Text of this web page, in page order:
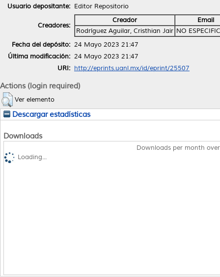
Usuario depositante: Editor Repositorio
Creadores:
Creador
Email
Rodríguez Aguilar, Cristhian Jair NO
Fecha del depósito: 24 Mayo 2023 21:47
Última modificación: 24 Mayo 2023 21:47
URI: http://eprints.uanl.mx/id/eprint/25507
Actions (login required)
Ver elemento
Descargar estadísticas
Downloads
Downloads per month
Loading...